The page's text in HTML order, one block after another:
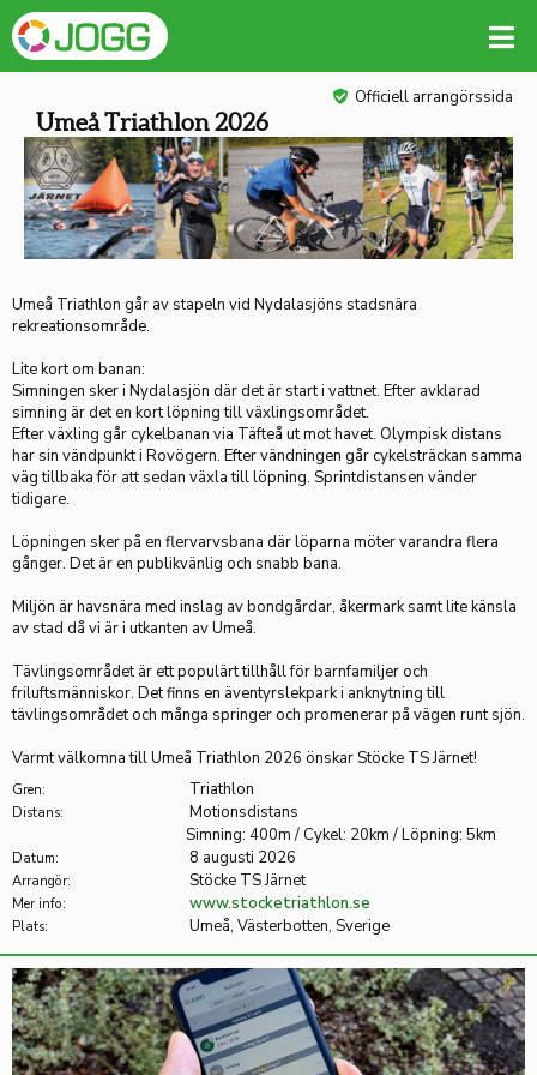
Officiell arrangörssida
Umeå Triathlon 2026
Umeå Triathlon går av stapeln vid Nydalasjöns stadsnära
rekreationsområde.
Lite kort om banan:
Simningen sker i Nydalasjön där det är start i vattnet. Efter avklarad
simning är det en kort löpning till växlingsområdet.
Efter växling går cykelbanan via Täfteå ut mot havet. Olympisk distans
har sin vändpunkt i Rovögern. Efter vändningen går cykelsträckan samma
väg tillbaka för att sedan växla till löpning. Sprintdistansen vänder
tidigare.
Löpningen sker på en flervarvsbana där löparna möter varandra flera
gånger. Det är en publikvänlig och snabb bana.
Miljön är havsnära med inslag av bondgårdar, åkermark samt lite känsla
av stad då vi är i utkanten av Umeå.
Tävlingsområdet är ett populärt tillhåll för barnfamiljer och
friluftsmänniskor. Det finns en äventyrslekpark i anknytning till
tävlingsområdet och många springer och promenerar på vägen runt sjön.
Varmt välkomna till Umeå Triathlon 2026 önskar Stöcke TS Järnet!
Gren: Triathlon
Distans:
Motionsdistans
Simning: 400m / Cykel: 20km / Löpning: 5km
Datum: 8 augusti 2026
Arrangör: Stöcke TS Järnet
Mer info: www.stocketriathlon.se
Plats: Umeå, Västerbotten, Sverige